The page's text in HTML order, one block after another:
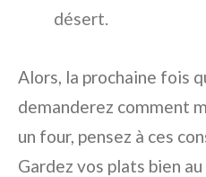
désert.
Alors, la prochaine fois
demanderez comment
un four, pensez à ces
Gardez vos plats bien